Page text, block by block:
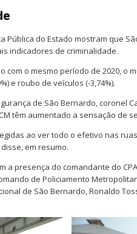
Pública do Estado mostram que
indicadores de criminalidade.
com o mesmo período de 2020, o
e roubo de veículos (-3,74%).
de São Bernardo, coronel
têm aumentado a sensação de
ao ver todo o efetivo nas
em resumo.
a presença do comandante do
de Policiamento
de São Bernardo, Ronaldo